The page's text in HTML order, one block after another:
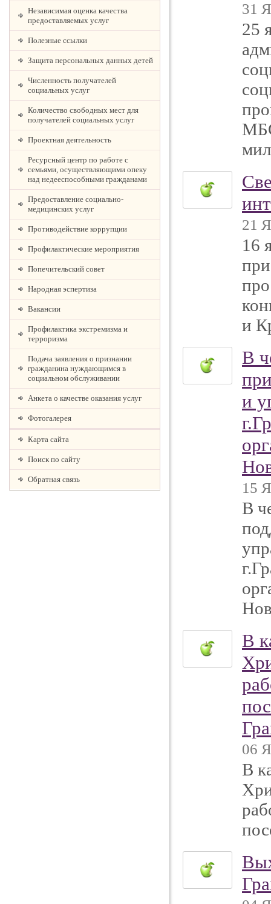
Независимая оценка качества
предоставляемых услуг
Полезные ссылки
Защита персональных данных детей
Численность получателей
социальных услуг
Количество свободных мест для
получателей социальных услуг
Проектная деятельность
Ресурсный центр по работе с
семьями, осуществляющими опеку
над недееспособными гражданами
Предоставление социально-
медицинских услуг
Противодействие коррупции
Профилактические мероприятия
Попечительский совет
Народная эспертиза
Вакансии
Профилактика экстремизма и
терроризма
Подача заявления о признании
гражданина нуждающимся в
социальном обслуживании
Анкета о качестве оказания услуг
Фотогалерея
Карта сайта
Поиск по сайту
Обратная связь
31
25
21
16
и
В
и
15
В
В
06
В